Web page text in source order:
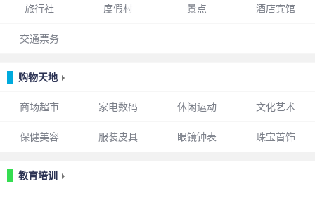
旅行社 度假村 景点 酒店宾馆
交通票务
购物天地
商场超市 家电数码 休闲运动 文化艺术
保健美容 服装皮具 眼镜钟表 珠宝首饰
教育培训